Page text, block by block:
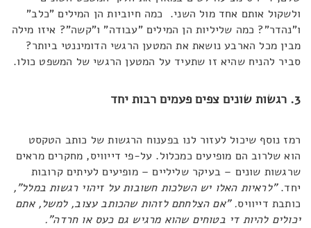
ולשקול אותם אחד מול השני. כמה חיוביות הן המילים "כלב"
ו"נהדר"? כמה שליליות הן המילים "עבודה" ו"קשה"? איזו מילה
מבין מכל הארבע נושאת את המטען הרגשי הדומיננטי ביותר?
סביר להניח שהיא זו שתעיד על המטען הרגשי של המשפט כולו.
3. רגשות שונים צפים פעמים רבות יחד
רמז נוסף שיכול לעזור לנו בפענוח הרגשות של כותב הטקסט
הוא שלרוב הם מופיעים כמכלול. על-פי דייוויס, מחקרים מראים
שרגשות שונים – בעיקר שליליים – מופיעים לעיתים קרובות
יחד."לראיות האלו יש השלכות חשובות על זיהוי רגשות במלל",
כותבת דייוויס. "אם הצלחתם לזהות שהכותב עצוב, למשל, אתם
יכולים להיות די בטוחים שהוא מרגיש גם כעס או חרדה".